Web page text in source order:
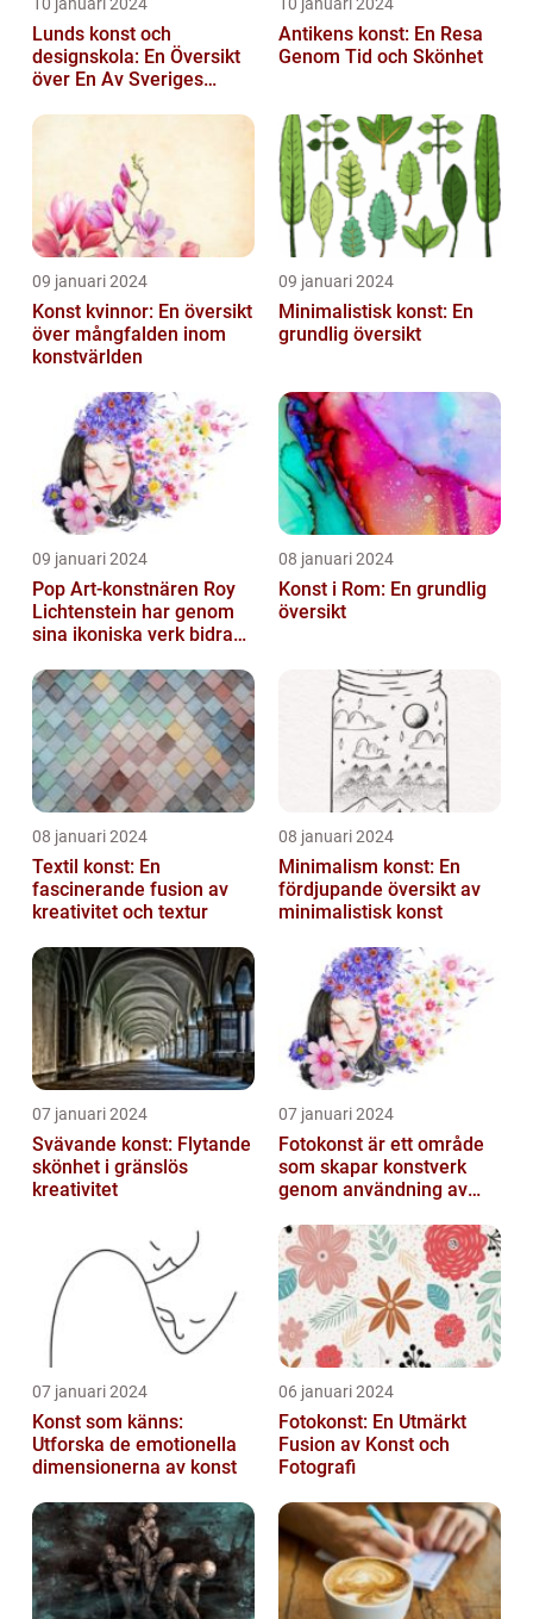
Lunds konst och
designskola: En Översikt
över En Av Sveriges
Utbildningsanstalter inom
Antikens konst: En Resa
Genom Tid och Skönhet
09 januari 2024
Konst kvinnor: En översikt
över mångfalden inom
konstvärlden
09 januari 2024
Minimalistisk konst: En
grundlig översikt
09 januari 2024
Pop Art-konstnären Roy
Lichtenstein har genom
sina ikoniska verk bidragit
08 januari 2024
Konst i Rom: En grundlig
översikt
08 januari 2024
Textil konst: En
fascinerande fusion av
kreativitet och textur
08 januari 2024
Minimalism konst: En
fördjupande översikt av
minimalistisk konst
07 januari 2024
Svävande konst: Flytande
skönhet i gränslös
kreativitet
07 januari 2024
Fotokonst är ett område
som skapar konstverk
genom användning av
07 januari 2024
Konst som känns:
Utforska de emotionella
dimensionerna av konst
06 januari 2024
Fotokonst: En Utmärkt
Fusion av Konst och
Fotografi